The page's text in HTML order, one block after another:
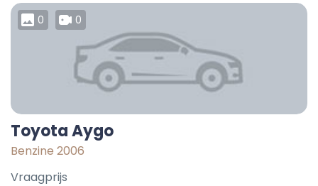
0 0
Toyota Aygo
Benzine 2006
Vraagprijs